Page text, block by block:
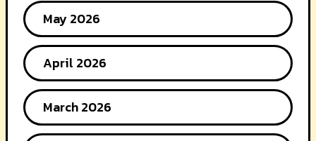
May 2026
April 2026
March 2026